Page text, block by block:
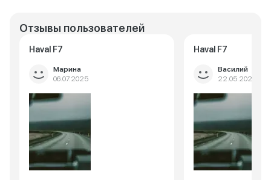
Отзывы пользователей
Haval F7
Марина
06.07.2025
Haval F7
Василий
22.05.2025